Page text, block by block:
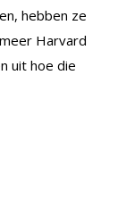
hebben ze
Harvard
uit hoe die